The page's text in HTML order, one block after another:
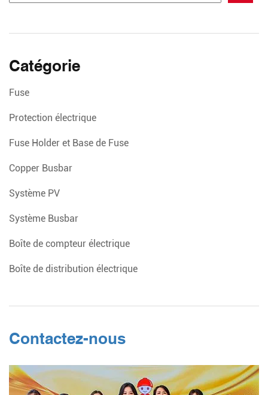
Catégorie
Fuse
Protection électrique
Fuse Holder et Base de Fuse
Copper Busbar
Système PV
Système Busbar
Boîte de compteur électrique
Boîte de distribution électrique
Contactez-nous